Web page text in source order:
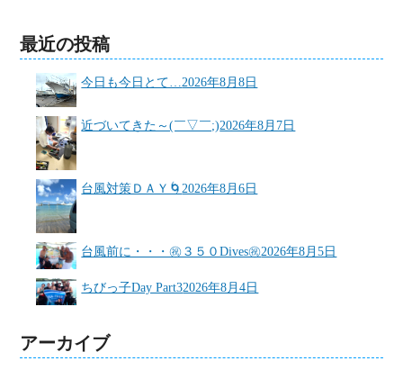
最近の投稿
今日も今日とて…2026年8月8日
近づいてきた～(￣▽￣;)2026年8月7日
台風対策ＤＡＹ🌀2026年8月6日
台風前に・・・㊗３５０Dives㊗2026年8月5日
ちびっ子Day Part32026年8月4日
アーカイブ